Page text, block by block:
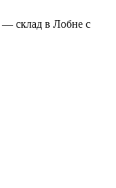
— склад в Лобне с